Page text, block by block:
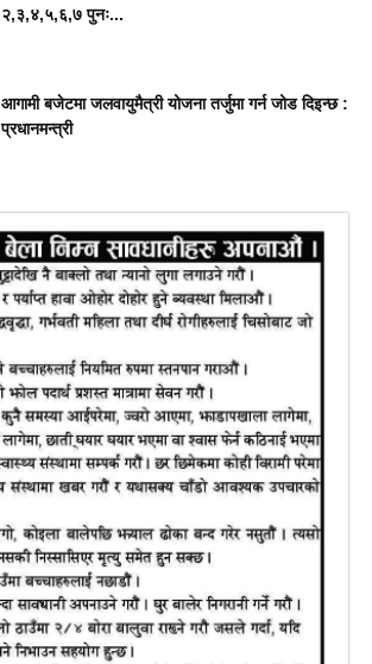
२,३,४,५,६,७ पुनः...
आगामी बजेटमा जलवायुमैत्री योजना तर्जुमा गर्न जोड दिइन्छ :
प्रधानमन्त्री